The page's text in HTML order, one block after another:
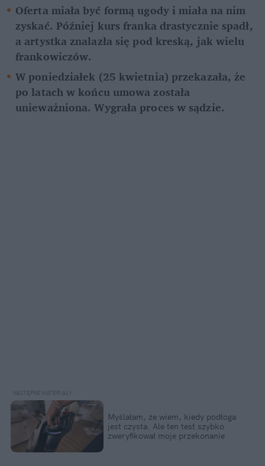
Oferta miała być formą ugody i miała na nim
zyskać. Później kurs franka drastycznie spadł,
a artystka znalazła się pod kreską, jak wielu
frankowiczów.
W poniedziałek (25 kwietnia) przekazała, że
po latach w końcu umowa została
unieważniona. Wygrała proces w sądzie.
Myślałam, że wiem, kiedy podłoga
jest czysta. Ale ten test szybko
zweryfikował moje przekonanie